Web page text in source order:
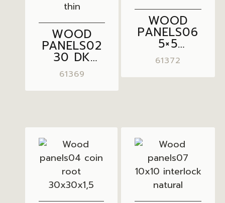
WOOD
PANELS02
30 DK
50X20X2,5
THIN
61369
WOOD
PANELS06
5×5
50X50X2,5
61372